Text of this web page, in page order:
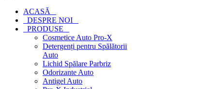
ACASĂ
DESPRE NOI
PRODUSE
Cosmetice Auto Pro-X
Detergenți pentru Spălătorii
Auto
Lichid Spălare Parbriz
Odorizante Auto
Antigel Auto